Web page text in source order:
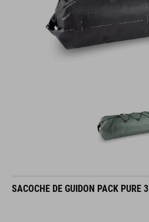
SACOCHE DE GUIDON PACK PURE 3